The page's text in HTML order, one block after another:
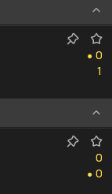
●
0
0
1
1
0
0
●
0
0